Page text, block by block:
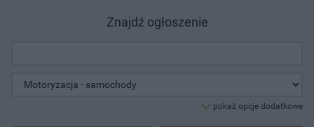
Znajdź ogłoszenie
pokaż opcje dodatkowe